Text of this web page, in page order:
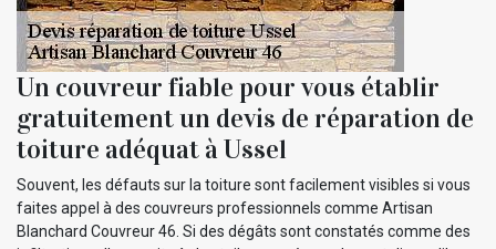
Un couvreur fiable pour vous établir
gratuitement un devis de réparation de
toiture adéquat à Ussel
Souvent, les défauts sur la toiture sont facilement visibles si vous
faites appel à des couvreurs professionnels comme Artisan
Blanchard Couvreur 46. Si des dégâts sont constatés comme des